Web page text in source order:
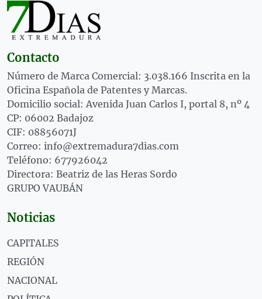
Contacto
Número de Marca Comercial: 3.038.166 Inscrita en la
Oficina Española de Patentes y Marcas.
Domicilio social: Avenida Juan Carlos I, portal 8, nº 4
CP: 06002 Badajoz
CIF: 08856071J
Correo: info@extremadura7dias.com
Teléfono: 677926042
Directora: Beatriz de las Heras Sordo
GRUPO VAUBÁN
Noticias
CAPITALES
REGIÓN
NACIONAL